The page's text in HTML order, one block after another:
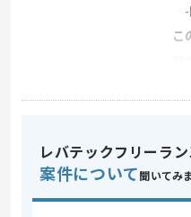
-
こ
スキル
・
・
歓
レバテックフリーラ
案件について 聞いてみ